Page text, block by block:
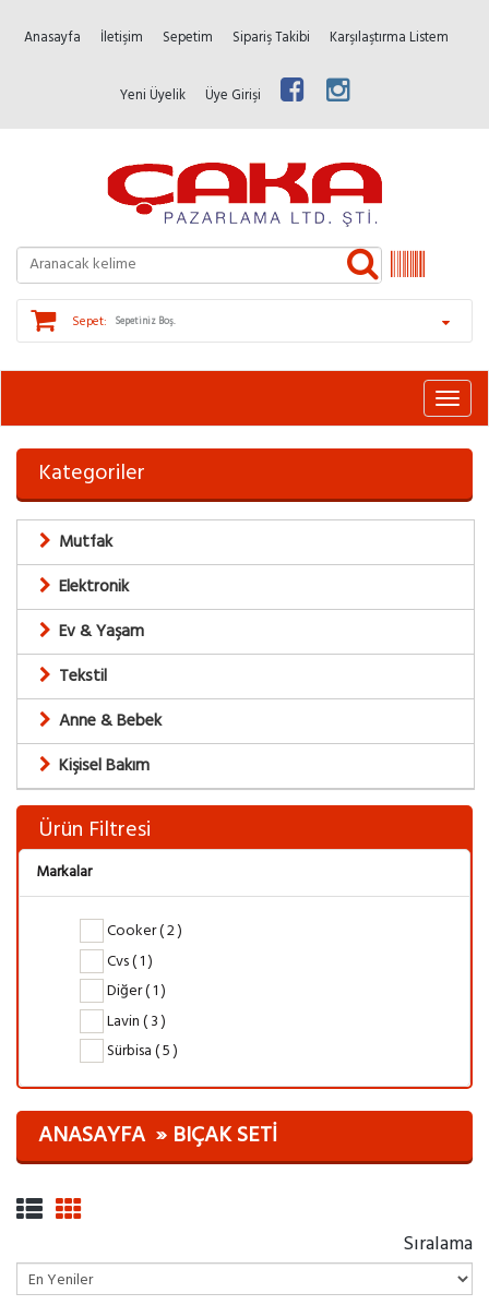
Anasayfa İletişim Sepetim Sipariş Takibi Karşılaştırma Listem
Yeni Üyelik Üye Girişi
Sepet: Sepetiniz Boş.
Kategoriler
Mutfak
Elektronik
Ev & Yaşam
Tekstil
Anne & Bebek
Kişisel Bakım
Ürün Filtresi
Markalar
Cooker ( 2 )
Cvs ( 1 )
Diğer ( 1 )
Lavin ( 3 )
Sürbisa ( 5 )
ANASAYFA BIÇAK SETI
Sıralama